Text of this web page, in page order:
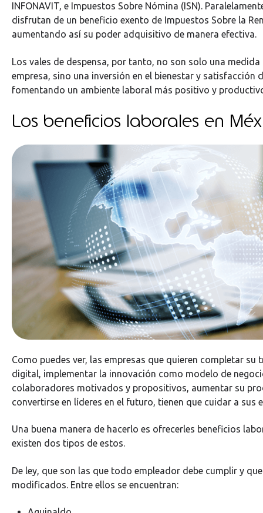
INFONAVIT, e Impuestos Sobre Nómina (ISN).
disfrutan de un beneficio exento de Impuestos Sobre la
aumentando así su poder adquisitivo de manera efectiva.
Los vales de despensa, por tanto, no son solo una
empresa, sino una inversión en el bienestar y satisfacción
fomentando un ambiente laboral más positivo y
Los beneficios laborales en
Como puedes ver, las empresas que quieren completar su
digital, implementar la innovación como modelo de
colaboradores motivados y propositivos, aumentar su
convertirse en líderes en el futuro, tienen que cuidar a sus
Una buena manera de hacerlo es ofrecerles beneficios
existen dos tipos de estos.
De ley, que son las que todo empleador debe cumplir y
modificados. Entre ellos se encuentran: